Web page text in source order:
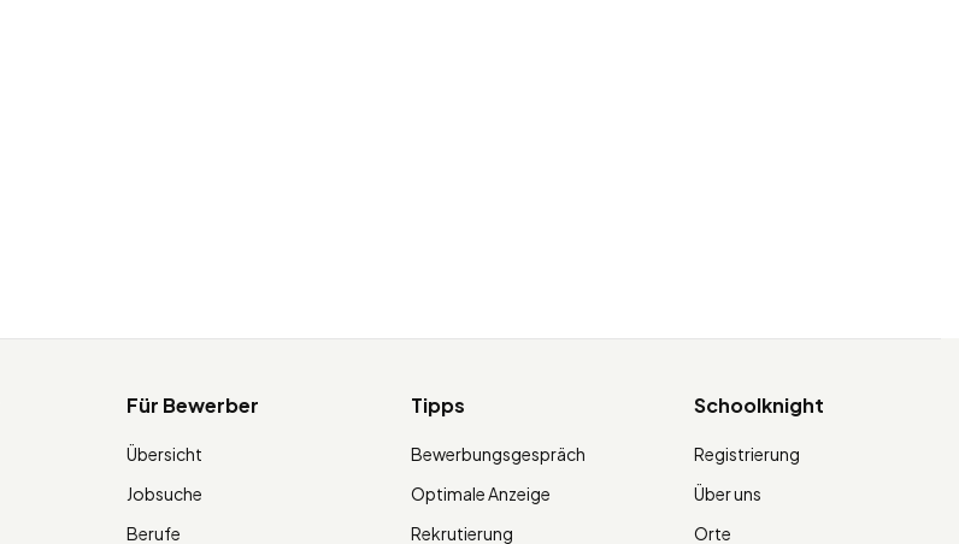
Für Bewerber
Übersicht
Jobsuche
Berufe
Tipps
Bewerbungsgespräch
Optimale Anzeige
Rekrutierung
Schoolknight
Registrierung
Über uns
Orte